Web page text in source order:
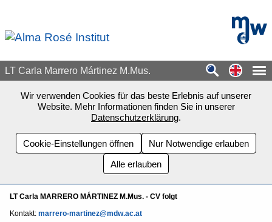
mdw -
LT Carla Marrero Mártinez M.Mus.
Wir verwenden Cookies für das beste Erlebnis auf unserer
Website. Mehr Informationen finden Sie in unserer
Datenschutzerklärung.
Cookie-Einstellungen öffnen
Nur Notwendige erlauben
Alle erlauben
LT Carla MARRERO MÁRTINEZ M.Mus. - CV folgt
Kontakt: marrero-martinez@mdw.ac.at